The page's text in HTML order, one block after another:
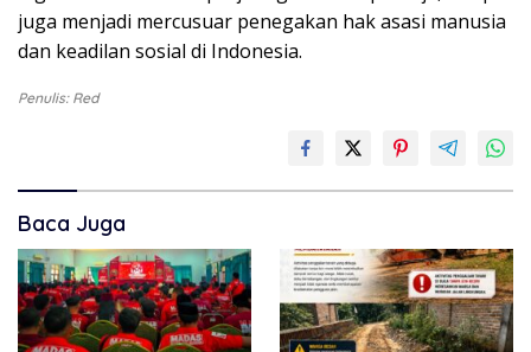
juga menjadi mercusuar penegakan hak asasi manusia
dan keadilan sosial di Indonesia.
Penulis: Red
Baca Juga